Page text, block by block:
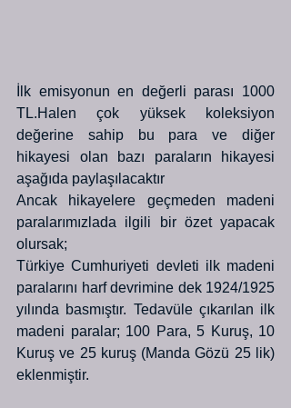
İlk emisyonun en değerli parası 1000
TL.Halen çok yüksek koleksiyon
değerine sahip bu para ve diğer
hikayesi olan bazı paraların hikayesi
aşağıda paylaşılacaktır
Ancak hikayelere geçmeden madeni
paralarımızlada ilgili bir özet yapacak
olursak;
Türkiye Cumhuriyeti devleti ilk madeni
paralarını harf devrimine dek 1924/1925
yılında basmıştır. Tedavüle çıkarılan ilk
madeni paralar; 100 Para, 5 Kuruş, 10
Kuruş ve 25 kuruş (Manda Gözü 25 lik)
eklenmiştir.